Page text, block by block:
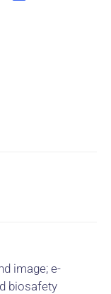
image; e-
biosafety